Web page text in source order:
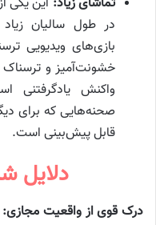
در طول سالیان
بازی‌های ویدیویی
خشونت‌آمیز و
واکنش یادگرفتنی
صحنه‌هایی که برای
قابل پیش‌بینی است.
دلایل
درک قوی از واقعیت مجازی: